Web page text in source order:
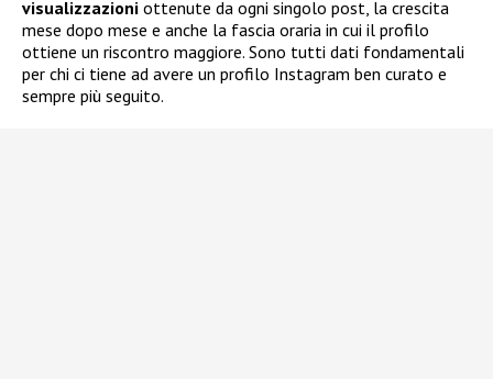
visualizzazioni ottenute da ogni singolo post, la crescita
mese dopo mese e anche la fascia oraria in cui il profilo
ottiene un riscontro maggiore. Sono tutti dati fondamentali
per chi ci tiene ad avere un profilo Instagram ben curato e
sempre più seguito.